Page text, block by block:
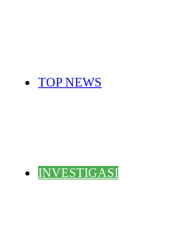
TOP NEWS
INVESTIGASI